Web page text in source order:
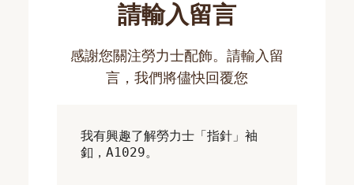
請輸入留言
感謝您關注勞力士配飾。請輸入留
言，我們將儘快回覆您